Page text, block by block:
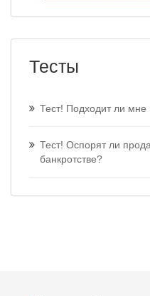
Тесты
Тест! Подходит ли мне
Тест! Оспорят ли
банкротстве?